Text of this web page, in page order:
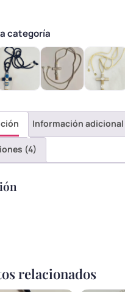
categoría
Información adicional
(4)
relacionados